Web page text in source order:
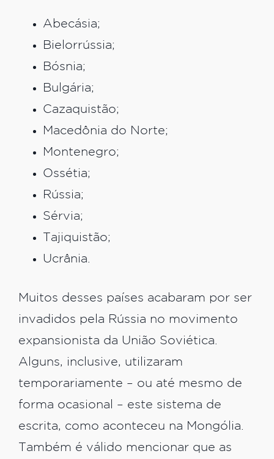
Abecásia;
Bielorrússia;
Bósnia;
Bulgária;
Cazaquistão;
Macedônia do Norte;
Montenegro;
Ossétia;
Rússia;
Sérvia;
Tajiquistão;
Ucrânia.
Muitos desses países acabaram por ser
invadidos pela Rússia no movimento
expansionista da União Soviética.
Alguns, inclusive, utilizaram
temporariamente – ou até mesmo de
forma ocasional – este sistema de
escrita, como aconteceu na Mongólia.
Também é válido mencionar que as